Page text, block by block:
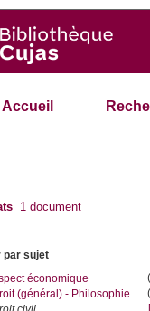
Accueil
1 document
par sujet
économique
(général) - Philosophie